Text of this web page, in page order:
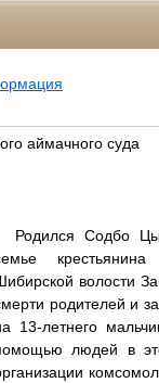
аймачного суда
Родился Содбо
волости
родителей и
13-летнего
людей в